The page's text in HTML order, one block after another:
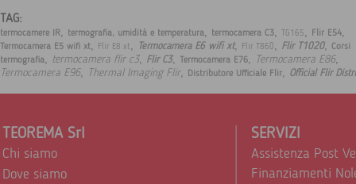
TAG:
termocamere IR, termografia, umidità e temperatura, termocamera C3, TG165, Flir E54,
Termocamera E5 wifi xt, Flir E8 xt, Termocamera E6 wifi xt, Flir T860, Flir T1020, Corsi
termografia, termocamera flir c3, Flir C3, Termocamera E76, Termocamera E86,
Termocamera E96, Thermal Imaging Flir, Distributore Ufficiale Flir, Official Flir
TEOREMA Srl
Chi siamo
Dove siamo
SERVIZI
Assistenza Post
Finanziamenti